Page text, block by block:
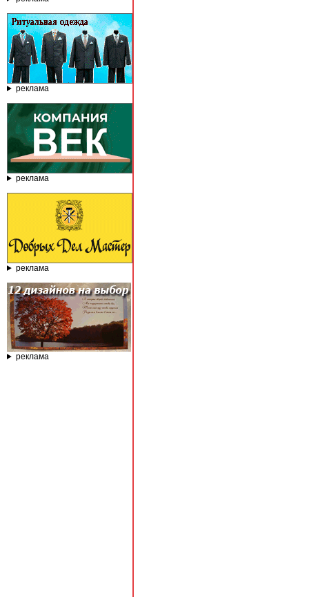
реклама
реклама
реклама
реклама